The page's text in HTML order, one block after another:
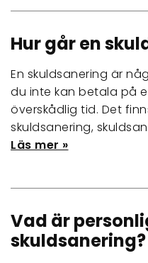
Hur går en
En skuldsanering är
du inte kan betala på
överskådlig tid. Det
skuldsanering,
Läs mer »
Vad är
skuldsanering?